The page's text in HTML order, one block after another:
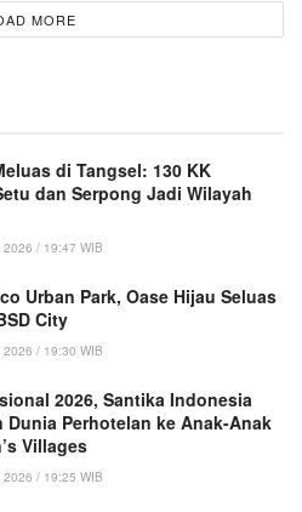
MORE
di Tangsel: 130 KK
dan Serpong Jadi Wilayah
/ 19:47 WIB
Urban Park, Oase Hijau Seluas
City
/ 19:30 WIB
2026, Santika Indonesia
Dunia Perhotelan ke Anak-Anak
Villages
/ 19:25 WIB